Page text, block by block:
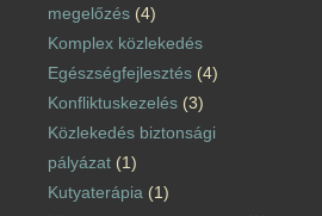
megelőzés(4)
Komplex közlekedés
Egészségfejlesztés(4)
Konfliktuskezelés(3)
Közlekedés biztonsági
pályázat(1)
Kutyaterápia(1)